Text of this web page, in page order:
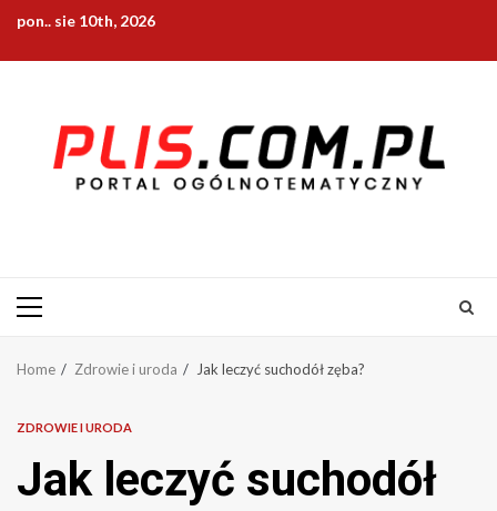
content
pon.. sie 10th, 2026
Primary
Home Zdrowie i uroda Jak leczyć suchodół zęba?
ZDROWIE I URODA
Jak leczyć suchodół